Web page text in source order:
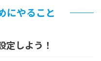
にやること
定しよう！